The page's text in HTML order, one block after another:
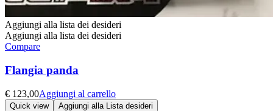
Aggiungi alla lista dei desideri
Aggiungi alla lista dei desideri
Compare
Flangia panda
€ 123,00Aggiungi al carrello
Quick view Aggiungi alla Lista desideri